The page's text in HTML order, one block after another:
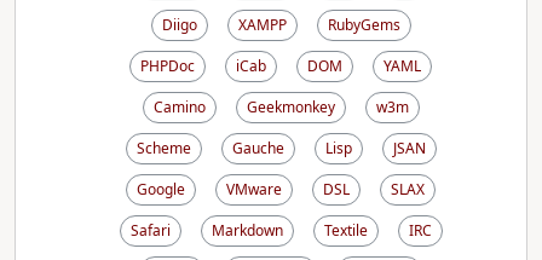
Diigo
XAMPP
RubyGems
PHPDoc
iCab DOM
YAML
Camino
Geekmonkey
w3m
Scheme
Gauche Lisp
JSAN
Google
VMware DSL
SLAX
Safari
Markdown Textile
IRC